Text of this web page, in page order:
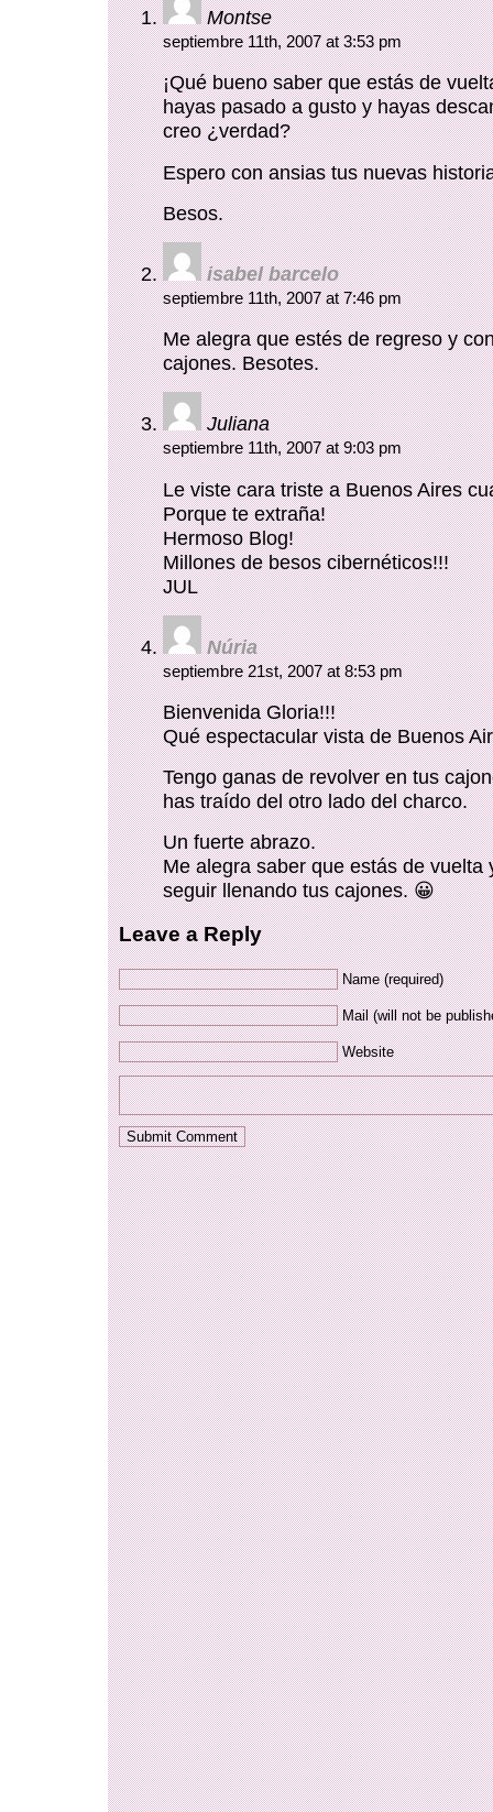
Montse
septiembre 11th, 2007 at 3:53 pm
¡Qué bueno saber que estás de
hayas pasado a gusto y hayas
creo ¿verdad?
Espero con ansias tus nuevas
Besos.
isabel barcelo
septiembre 11th, 2007 at 7:46 pm
Me alegra que estés de regreso y
cajones. Besotes.
Juliana
septiembre 11th, 2007 at 9:03 pm
Le viste cara triste a Buenos Aires
Porque te extraña!
Hermoso Blog!
Millones de besos cibernéticos!!!
JUL
Núria
septiembre 21st, 2007 at 8:53 pm
Bienvenida Gloria!!!
Qué espectacular vista de Buenos
Tengo ganas de revolver en tus
has traído del otro lado del charco.
Un fuerte abrazo.
Me alegra saber que estás de vuelta
seguir llenando tus cajones. 😀
Leave a Reply
Name (required)
Mail (will not be
Website